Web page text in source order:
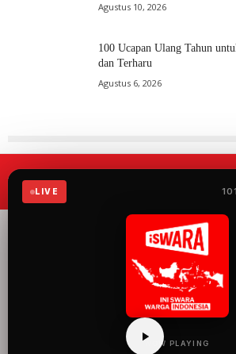
LIVE
NOW PLAYING
Agustus 10, 2026
100 Ucapan Ulang Tahun
dan Terharu
Agustus 6, 2026
Mau menerima informasi terbaru
iSWARA?
baik